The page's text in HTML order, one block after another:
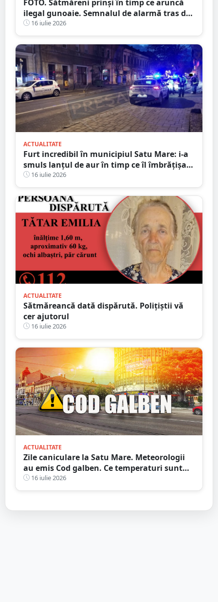
FOTO. Sătmăreni prinși în timp ce aruncă
ilegal gunoaie. Semnalul de alarmă tras de
Primărie
16 iulie 2026
ACTUALITATE
Furt incredibil în municipiul Satu Mare: i-a
smuls lanțul de aur în timp ce îl îmbrățișa și
săruta
16 iulie 2026
ACTUALITATE
Sătmăreancă dată dispărută. Polițiștii vă
cer ajutorul
16 iulie 2026
ACTUALITATE
Zile caniculare la Satu Mare. Meteorologii
au emis Cod galben. Ce temperaturi sunt
așteptate și când expiră avertizarea meteo
16 iulie 2026